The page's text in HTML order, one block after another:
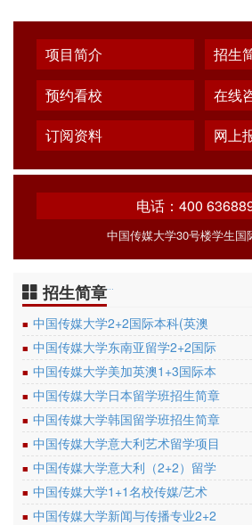
项目简介
招生
预约看校
在线
订阅资料
网上
电话：400
中国传媒大学30号楼学生国
招生简章
■ 中国传媒大学2+2国际本科(英澳
■ 中国传媒大学东南亚留学2+2国际
■ 中国传媒大学美加英澳1+3国际本
■ 中国传媒大学日本留学班招生简章
■ 中国传媒大学韩国留学班招生简章
■ 中国传媒大学意大利艺术留学项目
■ 中国传媒大学意大利（2+2）留学
■ 中国传媒大学1+1名校传媒/艺术
■ 中国传媒大学新闻与传播专业2+2